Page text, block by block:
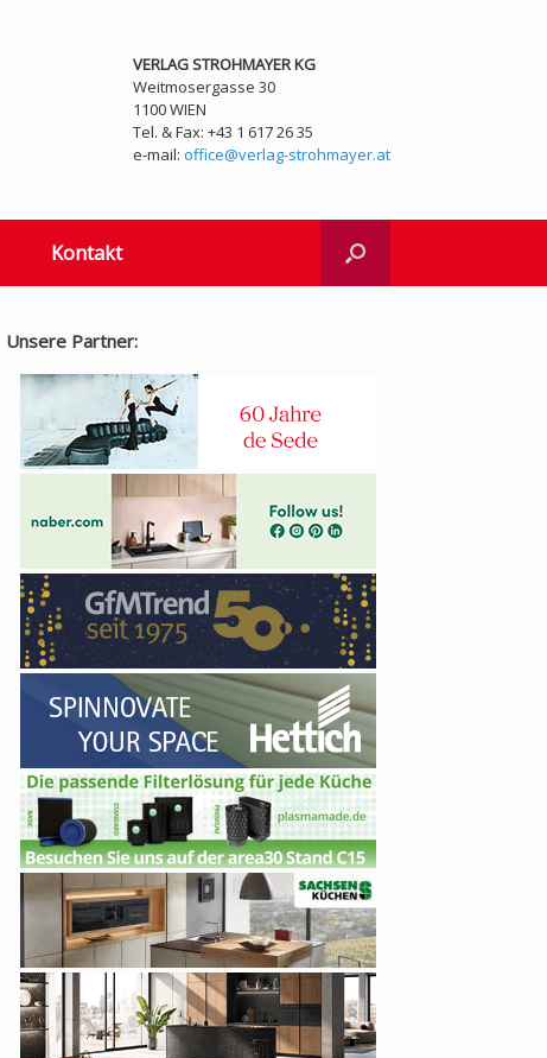
VERLAG STROHMAYER KG
Weitmosergasse 30
1100 WIEN
Tel. & Fax: +43 1 617 26 35
e-mail: office@verlag-strohmayer.at
Kontakt
Unsere Partner: